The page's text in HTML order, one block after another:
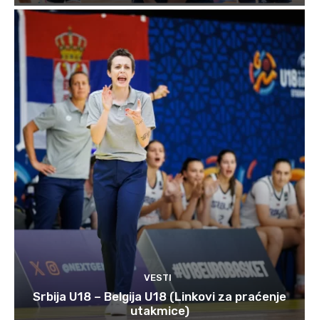
VESTI
Srbija U18 – Belgija U18 (Linkovi za praćenje
utakmice)